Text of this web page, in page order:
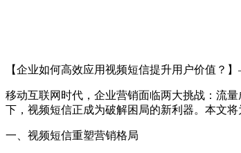
【企业如何高效应用视频短信提升用户价值？
移动互联网时代，企业营销面临两大挑战：流
下，视频短信正成为破解困局的新利器。本文
一、视频短信重塑营销格局